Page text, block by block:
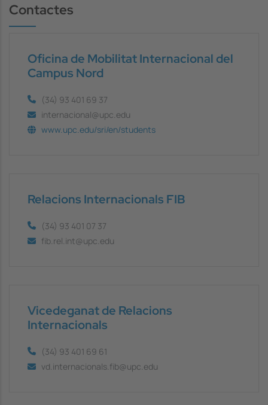
Contactes
Oficina de Mobilitat Internacional del
Campus Nord
(34) 93 401 69 37
internacional@upc.edu
www.upc.edu/sri/en/students
Relacions Internacionals FIB
(34) 93 401 07 37
fib.rel.int@upc.edu
Vicedeganat de Relacions
Internacionals
(34) 93 401 69 61
vd.internacionals.fib@upc.edu